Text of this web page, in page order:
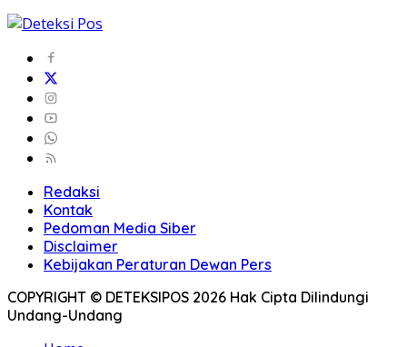
Redaksi
Kontak
Pedoman Media Siber
Disclaimer
Kebijakan Peraturan Dewan Pers
COPYRIGHT © DETEKSIPOS 2026 Hak Cipta Dilindungi
Undang-Undang